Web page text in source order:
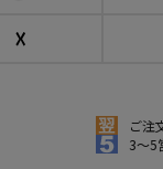
☓
ご注
3～5